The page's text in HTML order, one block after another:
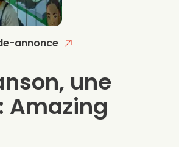
annonce
une
Amazing